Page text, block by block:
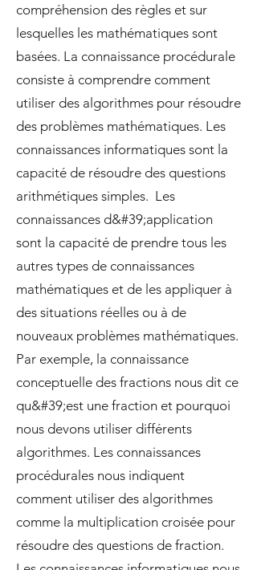
compréhension des règles et sur
lesquelles les mathématiques sont
basées. La connaissance procédurale
consiste à comprendre comment
utiliser des algorithmes pour résoudre
des problèmes mathématiques. Les
connaissances informatiques sont la
capacité de résoudre des questions
arithmétiques simples. Les
connaissances d&#39;application
sont la capacité de prendre tous les
autres types de connaissances
mathématiques et de les appliquer à
des situations réelles ou à de
nouveaux problèmes mathématiques.
Par exemple, la connaissance
conceptuelle des fractions nous dit ce
qu&#39;est une fraction et pourquoi
nous devons utiliser différents
algorithmes. Les connaissances
procédurales nous indiquent
comment utiliser des algorithmes
comme la multiplication croisée pour
résoudre des questions de fraction.